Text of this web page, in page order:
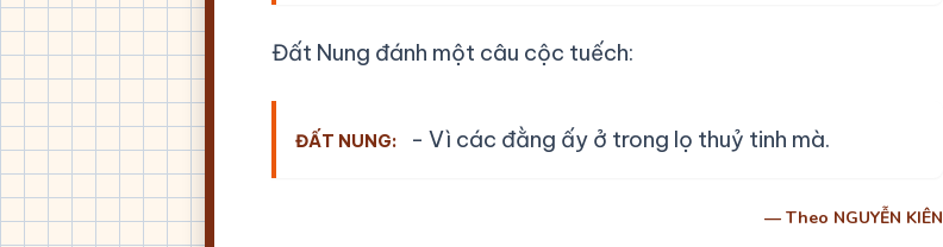
Đất Nung đánh một câu cộc tuếch:
ĐẤT NUNG: - Vì các đằng ấy ở trong lọ thuỷ tinh mà.
— Theo NGUYỄN KIÊN